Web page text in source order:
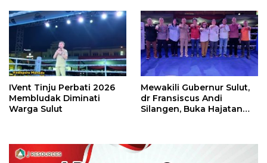
Perbati 2026
IVent Tinju Perbati 2026
Membludak Diminati
Warga Sulut
Mewakili Gubernur Sulut,
dr Fransiscus Andi
Silangen, Buka Hajatan